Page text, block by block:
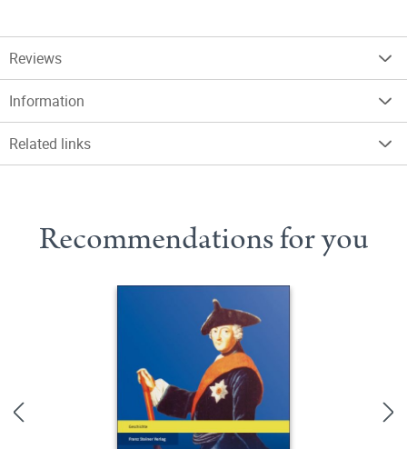
Reviews
Information
Related links
Recommendations for you